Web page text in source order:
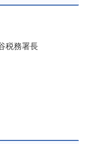
税務署長